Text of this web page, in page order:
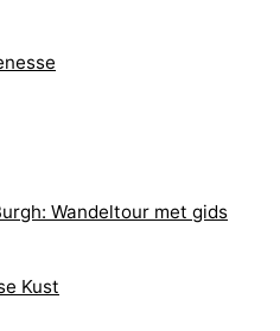
Wandeltour met gids
Kust